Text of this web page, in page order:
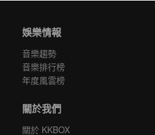
娛樂情報
音樂趨勢
音樂排行榜
年度風雲榜
關於我們
關於 KKBOX